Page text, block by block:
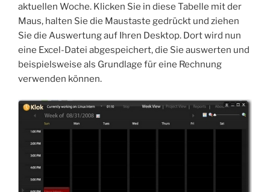
aktuellen Woche. Klicken Sie in diese Tabelle mit der
Maus, halten Sie die Maustaste gedrückt und ziehen
Sie die Auswertung auf Ihren Desktop. Dort wird nun
eine Excel-Datei abgespeichert, die Sie auswerten und
beispielsweise als Grundlage für eine Rechnung
verwenden können.